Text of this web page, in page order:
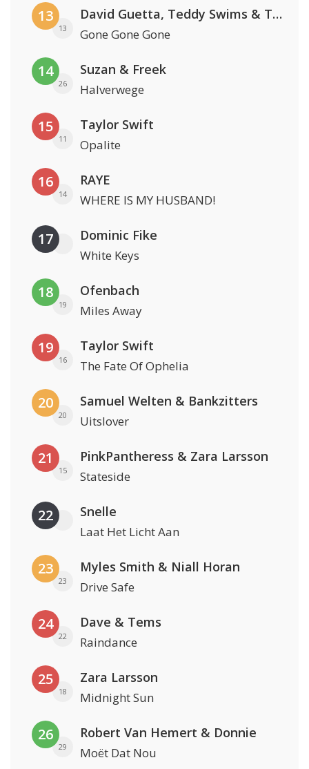
13
13
David Guetta, Teddy Swims & Tones And I
Gone Gone Gone
14
26
Suzan & Freek
Halverwege
15
11
Taylor Swift
Opalite
16
14
RAYE
WHERE IS MY HUSBAND!
17 Dominic Fike
White Keys
18
19
Ofenbach
Miles Away
19
16
Taylor Swift
The Fate Of Ophelia
20
20
Samuel Welten & Bankzitters
Uitslover
21
15
PinkPantheress & Zara Larsson
Stateside
22 Snelle
Laat Het Licht Aan
23
23
Myles Smith & Niall Horan
Drive Safe
24
22
Dave & Tems
Raindance
25
18
Zara Larsson
Midnight Sun
26
29
Robert Van Hemert & Donnie
Moët Dat Nou